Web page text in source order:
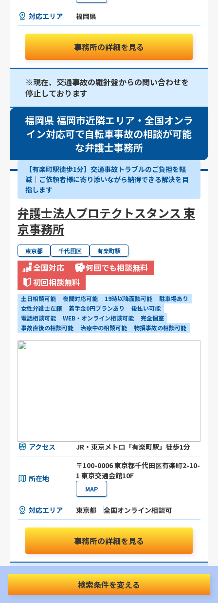
対応エリア 福岡県
事務所の詳細を見る
※現在、交通事故の羅針盤からの問い合わせを
停止しております
福岡県 福岡市近隣エリア・全国オンラ
イン対応可で自転車事故の相談が可能
な弁護士事務所
【有楽町駅徒歩1分】交通事故トラブルのご負担を軽
減｜ご依頼者様に寄り添いながら納得できる解決を目
指します
弁護士法人プロテクトスタンス 東
京事務所
東京都 千代田区 有楽町駅
全国対応
何回でも相談無料
初回相談無料
土日相談可能 夜間対応可能 19時以降面談可能
駐車場あり
女性弁護士在籍
着手金0円プランあり
後払い可能
電話相談可能
WEB・オンライン相談可能
完全個室
事故直後の相談可能
治療中の相談可能 物損事故の相談可能
アクセス JR・東京メトロ「有楽町駅」徒歩1分
所在地
〒100-0006 東京都千代田区有楽町2-10-
1 東京交通会館10F
MAP
対応エリア 東京都 全国オンライン相談可
事務所の詳細を見る
お問合わせはこちらから
検索条件を変える